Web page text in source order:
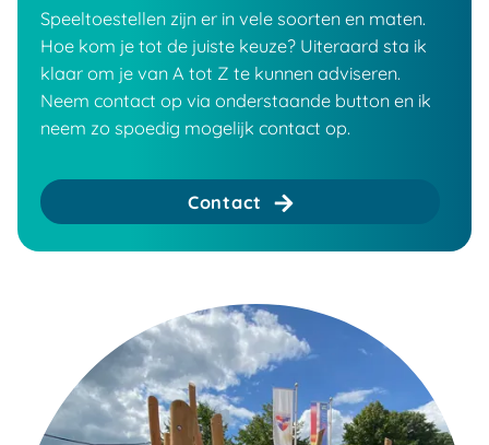
Speeltoestellen zijn er in vele soorten en maten.
Hoe kom je tot de juiste keuze? Uiteraard sta ik
klaar om je van A tot Z te kunnen adviseren.
Neem contact op via onderstaande button en ik
neem zo spoedig mogelijk contact op.
Contact